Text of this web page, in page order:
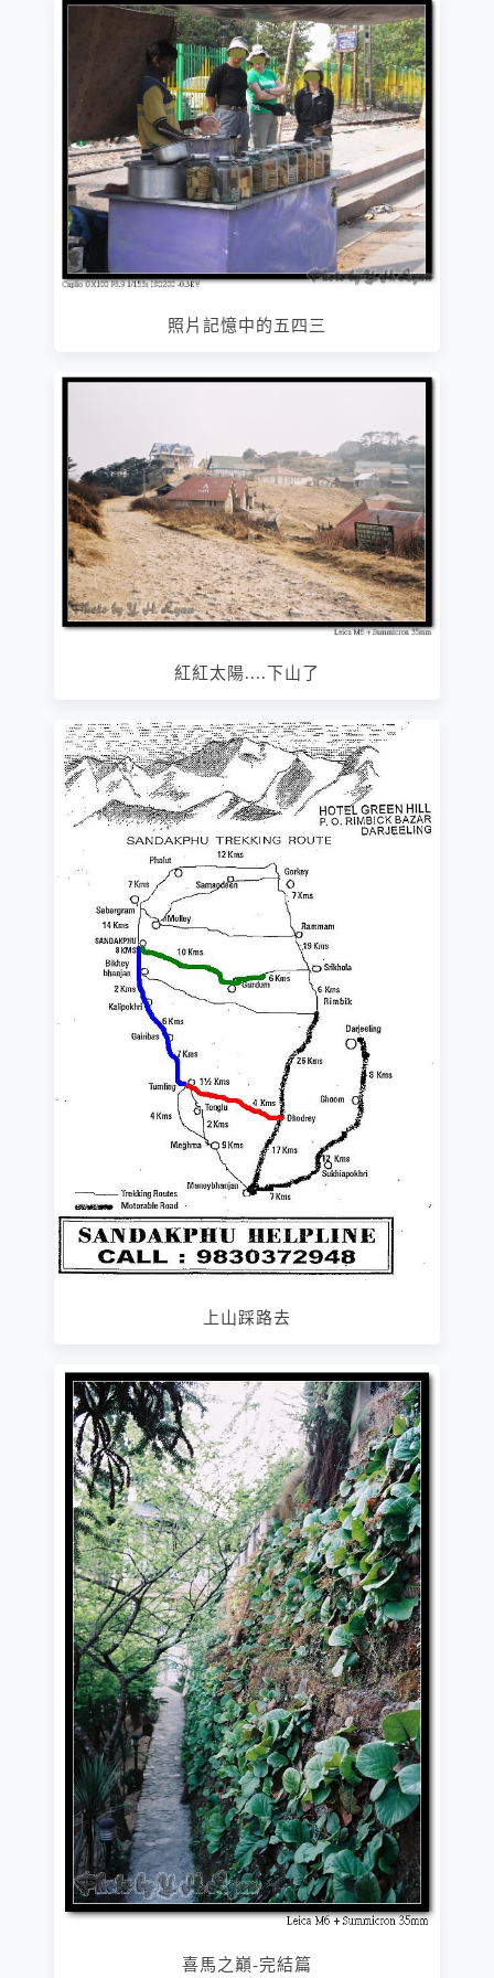
照片記憶中的五四三
紅紅太陽....下山了
上山踩路去
喜馬之巔-完結篇